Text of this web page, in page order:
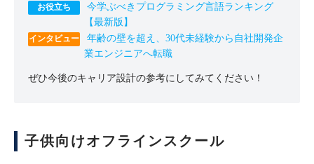
今学ぶべきプログラミング言語ランキング
【最新版】
年齢の壁を超え、30代未経験から自社開発企
業エンジニアへ転職
ぜひ今後のキャリア設計の参考にしてみてください！
子供向けオフラインスクール